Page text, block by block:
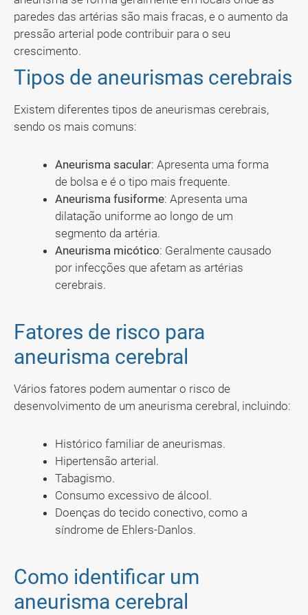
paredes das artérias são mais fracas, e o aumento da
pressão arterial pode contribuir para o seu
crescimento.
Tipos de aneurismas cerebrais
Existem diferentes tipos de aneurismas cerebrais,
sendo os mais comuns:
Aneurisma sacular: Apresenta uma forma
de bolsa e é o tipo mais frequente.
Aneurisma fusiforme: Apresenta uma
dilatação uniforme ao longo de um
segmento da artéria.
Aneurisma micótico: Geralmente causado
por infecções que afetam as artérias
cerebrais.
Fatores de risco para
aneurisma cerebral
Vários fatores podem aumentar o risco de
desenvolvimento de um aneurisma cerebral, incluindo:
Histórico familiar de aneurismas.
Hipertensão arterial.
Tabagismo.
Consumo excessivo de álcool.
Doenças do tecido conectivo, como a
síndrome de Ehlers-Danlos.
Como identificar um
aneurisma cerebral